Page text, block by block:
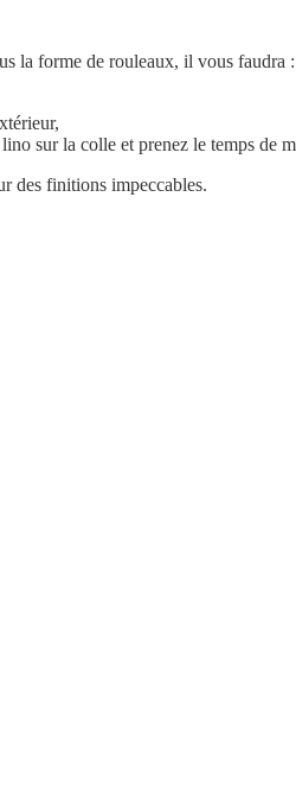
la forme de rouleaux, il vous faudra :
sur la colle et prenez le temps de
des finitions impeccables.